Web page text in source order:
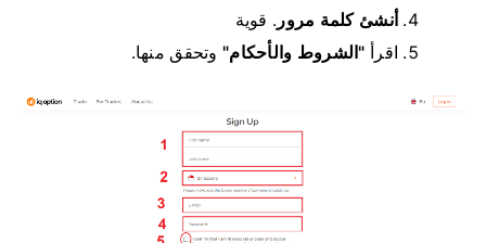
أنشئ كلمة مرور
قوية .
اقرأ "الشروط والأحكام" وتحقق منها.